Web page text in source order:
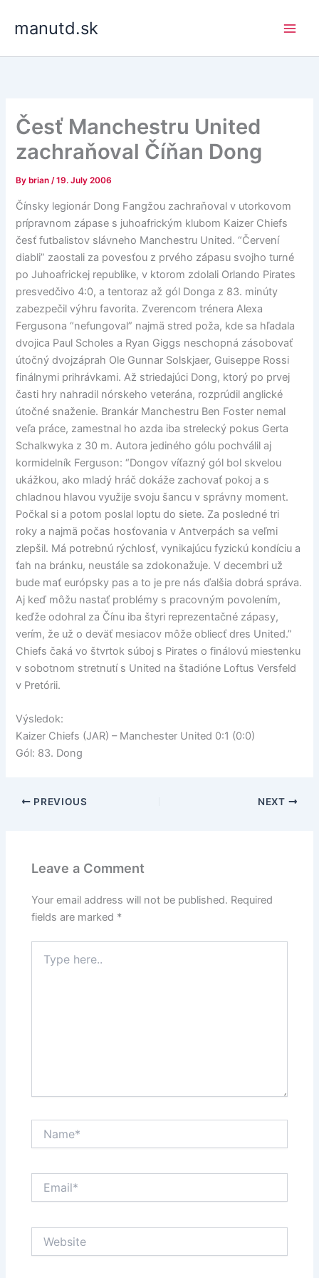
manutd.sk
Česť Manchestru United
zachraňoval Číňan Dong
By brian/19. July 2006
Čínsky legionár Dong Fangžou zachraňoval v utorkovom
prípravnom zápase s juhoafrickým klubom Kaizer Chiefs
česť futbalistov slávneho Manchestru United. “Červení
diabli” zaostali za povesťou z prvého zápasu svojho turné
po Juhoafrickej republike, v ktorom zdolali Orlando Pirates
presvedčivo 4:0, a tentoraz až gól Donga z 83. minúty
zabezpečil výhru favorita. Zverencom trénera Alexa
Fergusona “nefungoval” najmä stred poža, kde sa hľadala
dvojica Paul Scholes a Ryan Giggs neschopná zásobovať
útočný dvojzáprah Ole Gunnar Solskjaer, Guiseppe Rossi
finálnymi prihrávkami. Až striedajúci Dong, ktorý po prvej
časti hry nahradil nórskeho veterána, rozprúdil anglické
útočné snaženie. Brankár Manchestru Ben Foster nemal
veľa práce, zamestnal ho azda iba strelecký pokus Gerta
Schalkwyka z 30 m. Autora jediného gólu pochválil aj
kormidelník Ferguson: “Dongov víťazný gól bol skvelou
ukážkou, ako mladý hráč dokáže zachovať pokoj a s
chladnou hlavou využije svoju šancu v správny moment.
Počkal si a potom poslal loptu do siete. Za posledné tri
roky a najmä počas hosťovania v Antverpách sa veľmi
zlepšil. Má potrebnú rýchlosť, vynikajúcu fyzickú kondíciu a
ťah na bránku, neustále sa zdokonažuje. V decembri už
bude mať európsky pas a to je pre nás ďalšia dobrá správa.
Aj keď môžu nastať problémy s pracovným povolením,
keďže odohral za Čínu iba štyri reprezentačné zápasy,
verím, že už o deväť mesiacov môže obliecť dres United.”
Chiefs čaká vo štvrtok súboj s Pirates o finálovú miestenku
v sobotnom stretnutí s United na štadióne Loftus Versfeld
v Pretórii.
Výsledok:
Kaizer Chiefs (JAR) – Manchester United 0:1 (0:0)
Gól: 83. Dong
PREVIOUS NEXT
Leave a Comment
Your email address will not be published. Required
fields are marked *
here..